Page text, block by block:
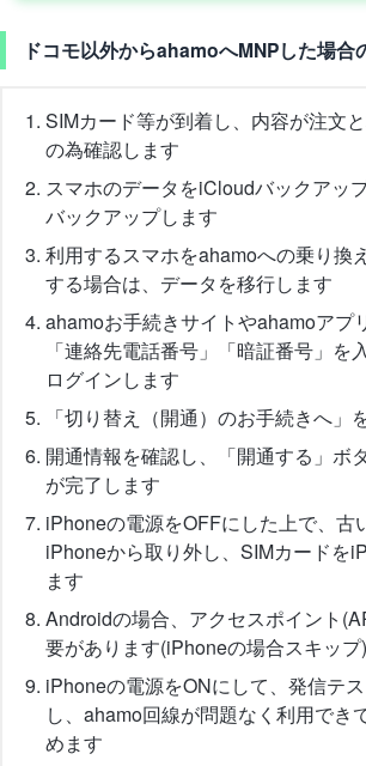
ドコモ以外からahamoへMNPした場合
SIMカード等が到着し、内容が注文
の為確認します
スマホのデータをiCloudバックアッ
バックアップします
利用するスマホをahamoへの乗り換
する場合は、データを移行します
ahamoお手続きサイトやahamoアプ
「連絡先電話番号」「暗証番号」を
ログインします
「切り替え（開通）のお手続きへ」
開通情報を確認し、「開通する」ボ
が完了します
iPhoneの電源をOFFにした上で、古
iPhoneから取り外し、SIMカードを
ます
Androidの場合、アクセスポイント
要があります(iPhoneの場合スキップ)
iPhoneの電源をONにして、発信テ
し、ahamo回線が問題なく利用でき
めます